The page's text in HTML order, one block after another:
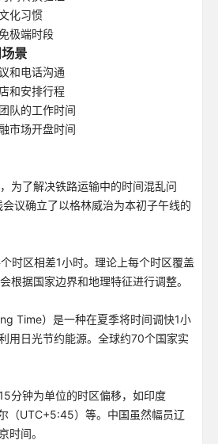
化习惯
极端时段
景
和电话沟通
和安排行程
队的工作时间
市场开盘时间
为了解决铁路运输中的时间混乱问
议确立了以格林威治为本初子午线的
时区相差1小时。理论上每个时区覆盖
根据国家边界和地理特征进行调整。
Time）是一种在夏季将时间调快1小
用日光节约能源。全球约70个国家实
分钟为单位的时区偏移，如印度
（UTC+5:45）等。中国虽然幅员辽
时间。